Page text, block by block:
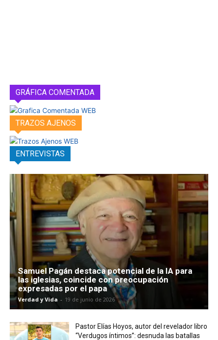
GRÁFICA COMENTADA
TRAZOS AJENOS
ENTREVISTAS
Samuel Pagán destaca potencial de la IA para
las iglesias, coincide con preocupación
expresadas por el papa
Verdad y Vida - 19 de junio de 2026
Pastor Elías Hoyos, autor del revelador libro
“Verdugos íntimos”: desnuda las batallas